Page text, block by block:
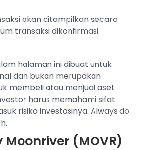
akan ditampilkan secara
transaksi dikonfirmasi.
halaman ini dibuat untuk
dan bukan merupakan
membeli atau menjual aset
harus memahami sifat
risiko investasinya. Always do
Moonriver (MOVR)